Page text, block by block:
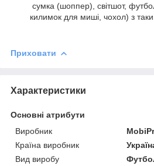
сумка (шоппер), світшот,
килимок для миші, чохол) з
Приховати
Характеристики
Основні атрибути
Виробник
Країна виробник
Вид виробу